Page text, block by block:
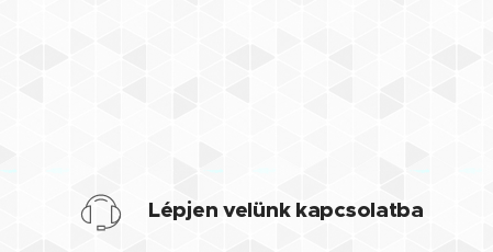
Lépjen velünk kapcsolatba